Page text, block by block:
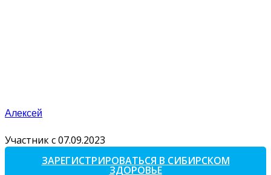
Алексей
Участник с 07.09.2023
ЗАРЕГИСТРИРОВАТЬСЯ В СИБИРСКОМ
ЗДОРОВЬЕ